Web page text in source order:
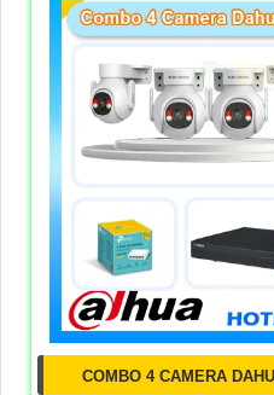
COMBO 4 CAMERA